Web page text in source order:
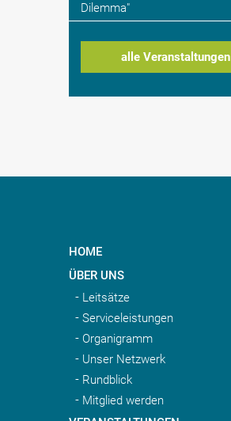
Dilemma"
alle Veranstaltungen
HOME
ÜBER UNS
Leitsätze
Serviceleistungen
Organigramm
Unser Netzwerk
Rundblick
Mitglied werden